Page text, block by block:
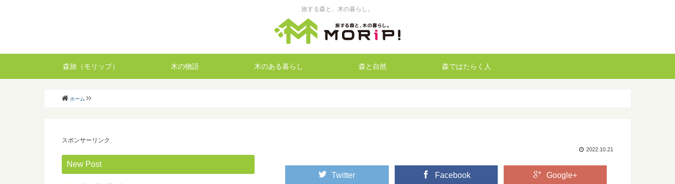
旅する森と、木の暮らし。
森旅（モリップ） 木の物語 木のある暮らし 森と自然 森ではたらく人
ホーム
2022.10.21
Twitter Facebook Google+
スポンサーリンク
New Post